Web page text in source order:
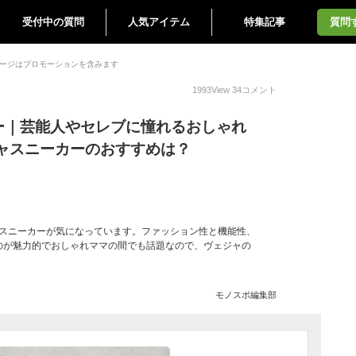
受付中の質問 人気アイテム 特集記事 質問
ジはプロモーションを含みます
1993View 34コメント
芸能人やセレブに憧れるおしゃれ
スニーカーのおすすめは？
ーカーが気になっています。ファッション性と機能性、
魅力的でおしゃれママの間でも話題なので、ヴェジャの
モノスポ編集部